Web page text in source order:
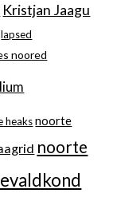
Kristjan Jaagu
lapsed
noored
heaks noorte
noorte